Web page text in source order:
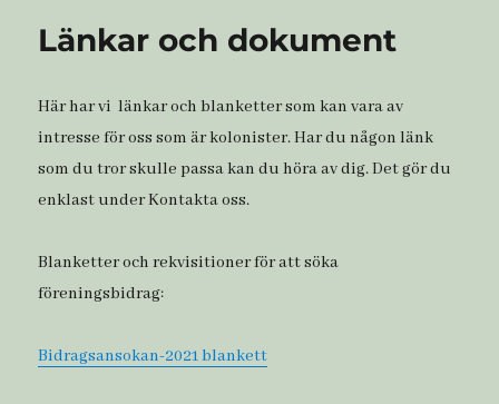
Länkar och dokument
Här har vi länkar och blanketter som kan vara av
intresse för oss som är kolonister. Har du någon länk
som du tror skulle passa kan du höra av dig. Det gör du
enklast under Kontakta oss.
Blanketter och rekvisitioner för att söka
föreningsbidrag:
Bidragsansokan-2021 blankett